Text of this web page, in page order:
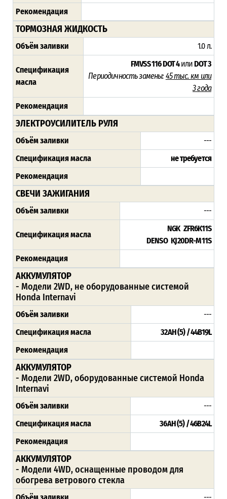
Рекомендация
ТОРМОЗНАЯ ЖИДКОСТЬ
Объём заливки 1.0 л.
Спецификация
масла
FMVSS 116 DOT 4илиDOT 3
Периодичность замены: 45тыс. км или
3 года
Рекомендация
ЭЛЕКТРОУСИЛИТЕЛЬ РУЛЯ
Объём заливки
---
Спецификация масла
не требуется
Рекомендация
СВЕЧИ ЗАЖИГАНИЯ
Объём заливки ---
Спецификация масла
NGK ZFR6K11S
DENSO KJ20DR-M11S
Рекомендация
АККУМУЛЯТОР
- Модели 2WD, не оборудованные системой
Honda Internavi
Объём заливки
---
Спецификация масла
32AH (5) / 44B19L
Рекомендация
АККУМУЛЯТОР
- Модели 2WD, оборудованные системой Honda
Internavi
Объём заливки
---
Спецификация масла
36AH (5) / 46B24L
Рекомендация
АККУМУЛЯТОР
- Модели 4WD, оснащенные проводом для
обогрева ветрового стекла
Объём заливки ---